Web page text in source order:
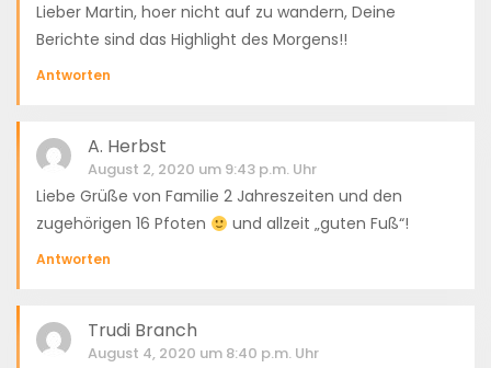
Lieber Martin, hoer nicht auf zu wandern, Deine
Berichte sind das Highlight des Morgens!!
Antworten
A. Herbst
August 2, 2020 um 9:43 p.m. Uhr
Liebe Grüße von Familie 2 Jahreszeiten und den
zugehörigen 16 Pfoten
und allzeit „guten Fuß“!
Antworten
Trudi Branch
August 4, 2020 um 8:40 p.m. Uhr